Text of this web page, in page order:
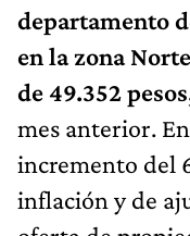
departamento
en la zona
de 49.352
mes anterior.
incremento del
inflación y de